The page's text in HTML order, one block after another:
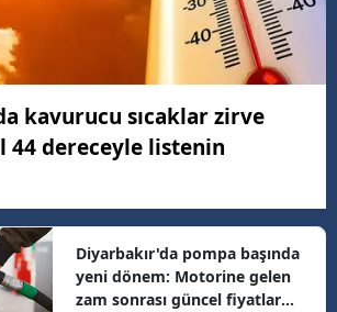
kavurucu sıcaklar zirve
44 dereceyle listenin
Diyarbakır'da pompa başında
yeni dönem: Motorine gelen
zam sonrası güncel fiyatlar